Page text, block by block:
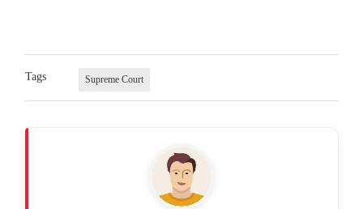
Tags Supreme Court